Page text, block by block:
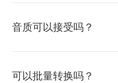
音质可以接受吗？
可以批量转换吗？